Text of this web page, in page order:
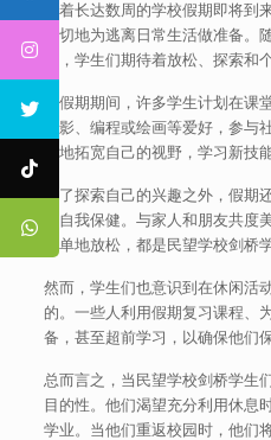
随着长达数周的学校假期即将到
急切地为逃离日常生活做准备。
近，学生们期待着放松、探索和
在假期期间，许多学生计划在
摄影、编程或绘画等爱好，参与
待地拓宽自己的视野，学习新技能
除了探索自己的兴趣之外，假期
注自我保健。与家人和朋友共
简单地放松，都是民望学校剑桥
然而，学生们也意识到在休闲活
的。一些人利用假期复习课程、
备，甚至超前学习，以确保他们
总而言之，当民望学校剑桥学生
目的性。他们渴望充分利用休息
学业。当他们重返校园时，他们